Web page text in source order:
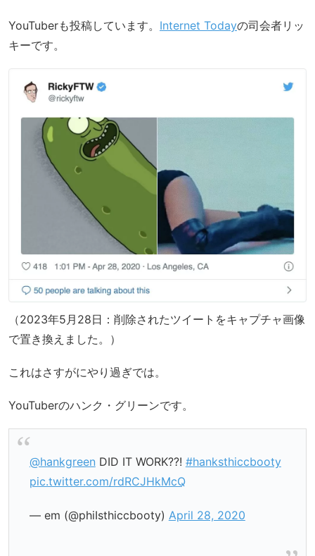
YouTuberも投稿しています。 Internet Todayの司会者リッ
キーです。
（2023年5月28日：削除されたツイートをキャプチャ画像
で置き換えました。）
これはさすがにやり過ぎでは。
YouTuberのハンク・グリーンです。
@hankgreenDID IT WORK??! #hanksthiccbooty
pic.twitter.com/rdRCJHkMcQ
— em (@phiIsthiccbooty) April 28, 2020